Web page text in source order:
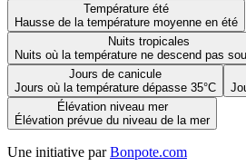
Température été
Hausse de la température moyenne en été
Nuits tropicales
Nuits où la température ne descend pas
Jours de canicule
Jours où la température dépasse 35°C
Élévation niveau mer
Élévation prévue du niveau de la mer
Une initiative par Bonpote.com